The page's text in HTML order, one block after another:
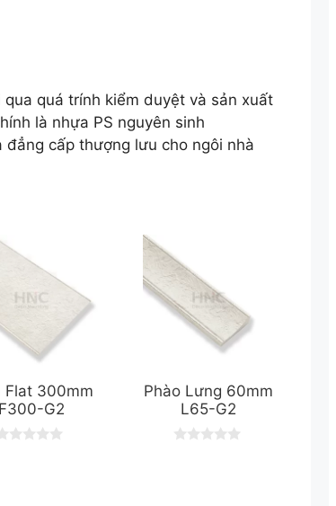
quá trính kiểm duyệt và sản xuất
là nhựa PS nguyên sinh
cấp thượng lưu cho ngôi nhà
Flat 300mm
F300-G2
Phào Lưng 60mm
L65-G2